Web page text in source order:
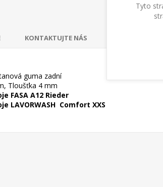
KONTAKTUJTE NÁS
guma zadní
Tloušťka 4 mm
FASA A12 Rieder
LAVORWASH Comfort XXS
Tyto